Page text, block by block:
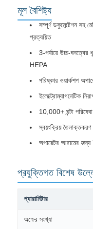
মূল বৈশিষ্ট্য
সম্পূর্ণ ডকুমেন্টেশন সহ
প্রত্যয়িত
3-পর্যায়ে উচ্চ-ঘনত্বের
HEPA
পরিষ্কার ওয়ার্কশপ
ইলেক্ট্রোম্যাগনেটিক
10,000+ ঘন্টা
স্বয়ংক্রিয়
অপারেটর আরামের
প্রযুক্তিগত বিশেষ
প্যারামিটার
অক্ষের সংখ্যা